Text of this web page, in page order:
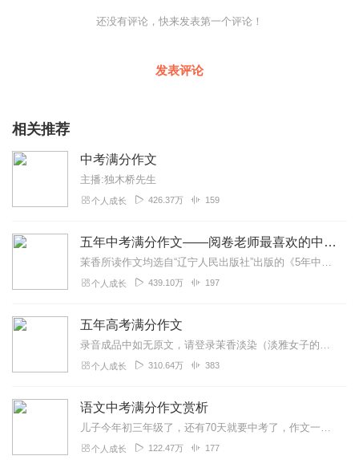
还没有评论，快来发表第一个评论！
发表评论
相关推荐
中考满分作文
主播:独木桥先生
个人成长 426.37万 159
五年中考满分作文——阅卷老师最喜欢的中考作文
茉香所读作文均选自“辽宁人民出版社”出版的《5年中考满分作文----阅卷老师最喜欢的300篇》
个人成长 439.10万 197
五年高考满分作文
录音成品中如无原文，请登录茉香淡染（淡雅女子的天空）的博客先行查看原文http://blog.sina.com.cn/u/1775133533
个人成长 310.64万 383
语文中考满分作文赏析
儿子今年初三年级了，还有70天就要中考了，作文一直是他的弱项，学习很紧张，没有时间看书和上辅导班了，我们一直在聆听喜马拉雅电台，每两周会有两三个小时接送儿子回家...
个人成长 122.47万 177